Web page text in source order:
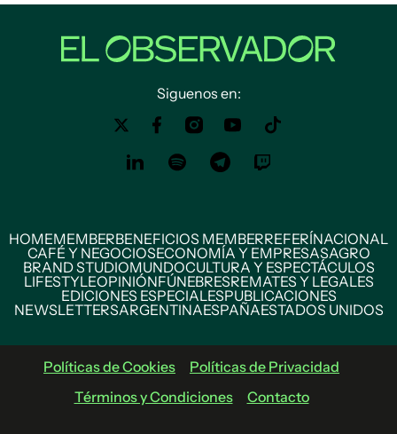
Siguenos en:
HOMEMEMBERBENEFICIOS MEMBERREFERÍNACIONAL
CAFÉ Y NEGOCIOSECONOMÍA Y EMPRESASAGRO
BRAND STUDIOMUNDOCULTURA Y ESPECTÁCULOS
LIFESTYLEOPINIÓNFÚNEBRESREMATES Y LEGALES
EDICIONES ESPECIALESPUBLICACIONES
NEWSLETTERSARGENTINAESPAÑAESTADOS UNIDOS
Políticas de Cookies
Políticas de Privacidad
Términos y Condiciones
Contacto